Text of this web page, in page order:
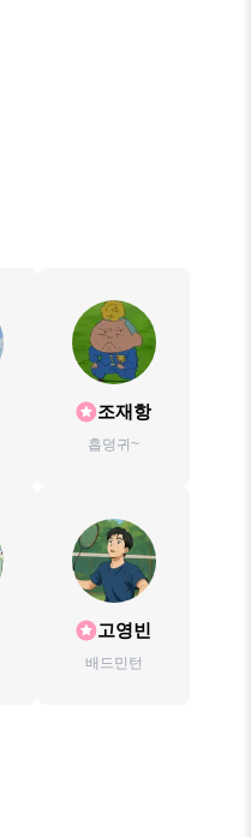
조재항
흡덩귀~
고영빈
배드민턴